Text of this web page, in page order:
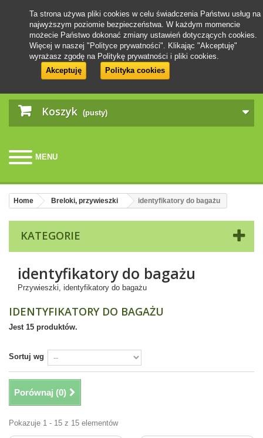
Koszyk (pusty)
MENU
Ta strona używa pliki cookies w celu świadczenia Państwu usług na
najwyższym poziomie bezpieczeństwa. W każdym momencie
możecie Państwo dokonać zmiany ustawień dotyczących cookies.
Więcej w naszej "Polityce prywatności". Klikając "Akceptuję"
wyrażasz zgodę na Politykę prywatności i pliki cookies.
Akceptuję
Polityka cookies
Home Breloki, przywieszki identyfikatory do bagażu
KATEGORIE
identyfikatory do bagażu
Przywieszki, identyfikatory do bagażu
IDENTYFIKATORY DO BAGAŻU
Jest 15 produktów.
Sortuj wg
Porównaj (0)
Pokazuje 1 - 15 z 15 elementów